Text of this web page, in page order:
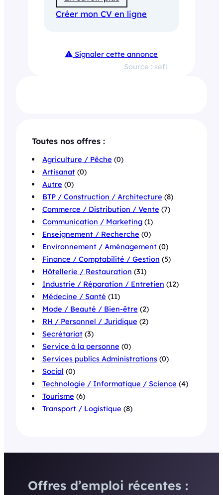
Créer mon CV en ligne
Signaler cette annonce
Source : sefi
Toutes nos offres :
Agriculture / Pêche (0)
Artisanat(0)
Autre (0)
BTP / Construction / Architecture (8)
Commerce / Distribution / Vente (7)
Communication / Marketing(1)
Enseignement / Recherche (0)
Environnement / Aménagement(0)
Finance / Comptabilité / Gestion (5)
Hôtellerie / Restauration (31)
Industrie / Réparation / Entretien (12)
Médecine / Santé (11)
Mode / Beauté / Bien-être (2)
RH / Personnel / Juridique (2)
Secrétariat(3)
Service à la personne (0)
Services publics Administrations(0)
Social (0)
Technologie / Informatique / Science (4)
Tourisme (6)
Transport / Logistique (8)
Offres d’emploi récentes :